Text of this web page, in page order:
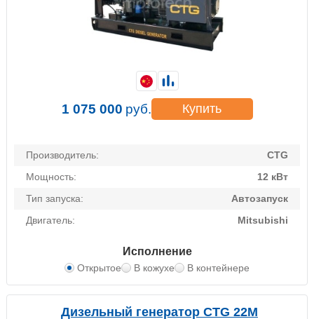
Производитель:
CTG
Мощность:
12 кВт
Тип запуска:
Автозапуск
Двигатель:
Mitsubishi
Исполнение
Открытое В кожухе В контейнере
1 075 000 руб. Купить
Дизельный генератор CTG 22M